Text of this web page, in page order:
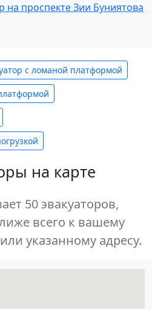
на проспекте Зии Буниятова
с ломаной платформой
на карте
50 эвакуаторов,
всего к вашему
указанному адресу.